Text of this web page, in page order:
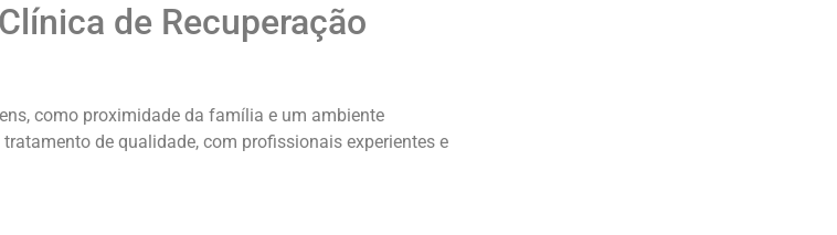
de Recuperação
como proximidade da família e um ambiente
de qualidade, com profissionais experientes e